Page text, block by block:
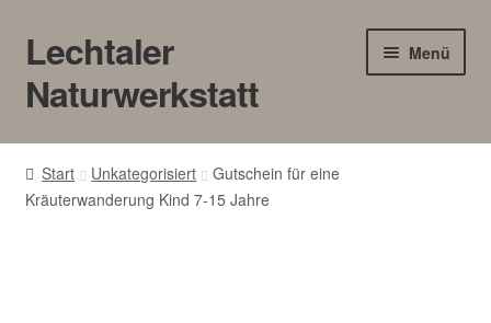
Zur
Navigation
springen
Zum
Inhalt
springen
Lechtaler
Naturwerkstatt
Menü
HOME
BLOG
Start Unkategorisiert
Gutschein für eine
Kräuterwanderung Kind 7-15 Jahre